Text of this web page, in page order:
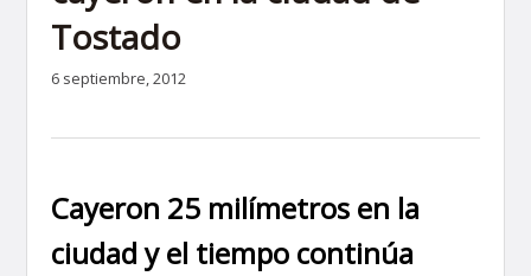
Tostado
6 septiembre, 2012
Cayeron 25 milímetros en la
ciudad y el tiempo continúa